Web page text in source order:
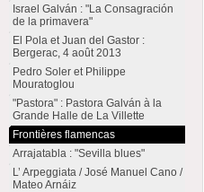
Israel Galván : "La Consagración
de la primavera"
El Pola et Juan del Gastor :
Bergerac, 4 août 2013
Pedro Soler et Philippe
Mouratoglou
"Pastora" : Pastora Galván à la
Grande Halle de La Villette
Frontières flamencas
Arrajatabla : "Sevilla blues"
L’ Arpeggiata / José Manuel Cano /
Mateo Arnáiz